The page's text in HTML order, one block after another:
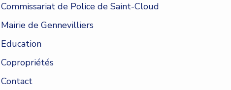
Commissariat de Police de Saint-Cloud
Mairie de Gennevilliers
Education
Copropriétés
Contact